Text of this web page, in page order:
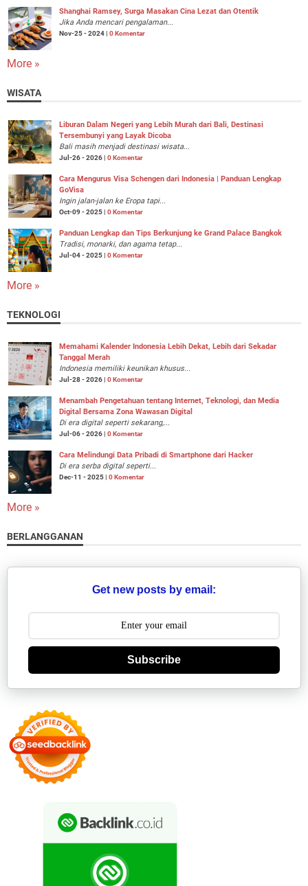
Shanghai Ramsey, Surga Masakan Cina Lezat dan Otentik
Jika Anda mencari pengalaman...
Nov-25 - 2024 | 0 Komentar
More »
WISATA
Liburan Dalam Negeri yang Lebih Murah dari Bali, Destinasi
Tersembunyi yang Layak Dicoba
Bali masih menjadi destinasi wisata...
Jul-26 - 2026 | 0 Komentar
Cara Mengurus Visa Schengen dari Indonesia | Panduan Lengkap
GoVisa
Ingin jalan-jalan ke Eropa tapi...
Oct-09 - 2025 | 0 Komentar
Panduan Lengkap dan Tips Berkunjung ke Grand Palace Bangkok
Tradisi, monarki, dan agama tetap...
Jul-04 - 2025 | 0 Komentar
More »
TEKNOLOGI
Memahami Kalender Indonesia Lebih Dekat, Lebih dari Sekadar
Tanggal Merah
Indonesia memiliki keunikan khusus...
Jul-28 - 2026 | 0 Komentar
Menambah Pengetahuan tentang Internet, Teknologi, dan Media
Digital Bersama Zona Wawasan Digital
Di era digital seperti sekarang,...
Jul-06 - 2026 | 0 Komentar
Cara Melindungi Data Pribadi di Smartphone dari Hacker
Di era serba digital seperti...
Dec-11 - 2025 | 0 Komentar
More »
BERLANGGANAN
Get new posts by email:
Subscribe